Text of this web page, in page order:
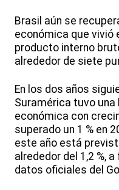
Brasil aún se
económica que vivió
producto interno
alrededor de siete
En los dos años
Suramérica tuvo
económica con
superado un 1 % en
este año está
alrededor del 1,2 %,
datos oficiales del